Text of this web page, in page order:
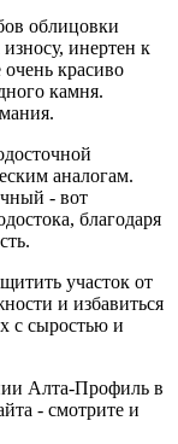
облицовки
инертен к
красиво
камня.
аналогам.
- вот
благодаря
участок от
и избавиться
с сыростью и
Алта-Профиль в
- смотрите и